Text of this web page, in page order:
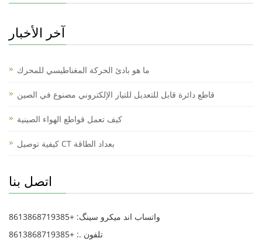
آخر الأخبار
ما هو بادئ الحركة المغناطيسي للمحرك
قاطع دائرة قابل للتعديل للتيار الإلكتروني مصنوع في الصين
كيف تعمل قواطع الهواء الصينية
كيفية توصيل CT بعداد الطاقة
اتصل بنا
واتساب اند میکرو سینگ: +8613868719385
تلفون .: +8613868719385